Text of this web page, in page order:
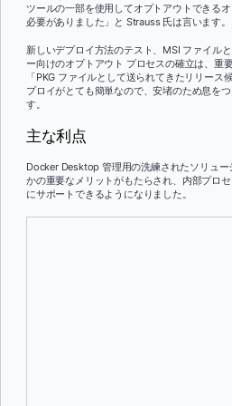
ツールの一部を使用してオプトアウトできる
必要がありました」と Strauss 氏は言います。
新しいデプロイ方法のテスト、MSI ファイル
ー向けのオプトアウト プロセスの確立は、重
「PKG ファイルとして送られてきたリリース
プロイがとても簡単なので、安堵のため息を
す。
主な利点
Docker Desktop 管理用の洗練されたソリュ
かの重要なメリットがもたらされ、内部プロ
にサポートできるようになりました。